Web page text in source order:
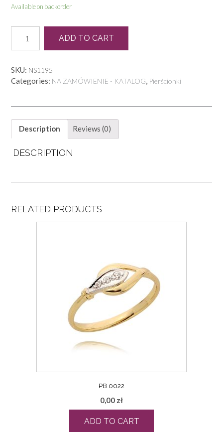
Available on backorder
0043
quantity
ADD TO CART
SKU: NS1195
Categories: NA ZAMÓWIENIE - KATALOG, Pierścionki
Description Reviews (0)
DESCRIPTION
RELATED PRODUCTS
PB 0022
0,00 zł
ADD TO CART